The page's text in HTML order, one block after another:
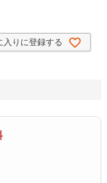
入りに登録する